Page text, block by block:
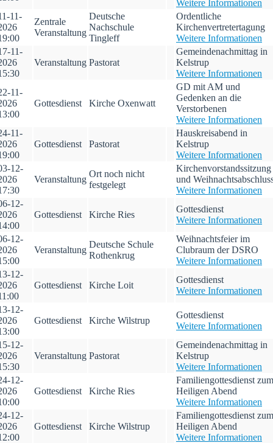
Weitere Informationen
11-
Zentrale
Veranstaltung
Deutsche
Nachschule
Tingleff
Ordentliche
Kirchenvertretertagung
Weitere Informationen
11-
Veranstaltung Pastorat
Gemeindenachmittag in
Kelstrup
Weitere Informationen
11-
Gottesdienst Kirche Oxenwatt
GD mit AM und
Gedenken an die
Verstorbenen
Weitere Informationen
11-
Gottesdienst Pastorat
Hauskreisabend in
Kelstrup
Weitere Informationen
12-
Veranstaltung
Ort noch nicht
festgelegt
Kirchenvorstandssitzung
und
Weitere Informationen
12-
Gottesdienst Kirche Ries
Gottesdienst
Weitere Informationen
12-
Veranstaltung
Deutsche Schule
Rothenkrug
Weihnachtsfeier im
Clubraum der DSRO
Weitere Informationen
12-
Gottesdienst Kirche Loit
Gottesdienst
Weitere Informationen
12-
Gottesdienst Kirche Wilstrup
Gottesdienst
Weitere Informationen
12-
Veranstaltung Pastorat
Gemeindenachmittag in
Kelstrup
Weitere Informationen
12-
Gottesdienst Kirche Ries
Familiengottesdienst zum
Heiligen Abend
Weitere Informationen
12-
Gottesdienst Kirche Wilstrup
Familiengottesdienst zum
Heiligen Abend
Weitere Informationen